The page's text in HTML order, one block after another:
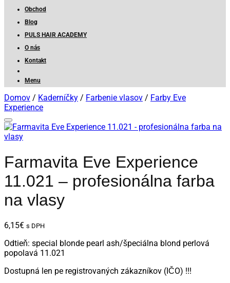
Obchod
Blog
PULS HAIR ACADEMY
O nás
Kontakt
Menu
Domov / Kaderníčky / Farbenie vlasov / Farby Eve
Experience
Farmavita Eve Experience
11.021 – profesionálna farba
na vlasy
6,15€ s DPH
Odtieň: special blonde pearl ash/špeciálna blond perlová
popolavá 11.021
Dostupná len pe registrovaných zákazníkov (IČO) !!!